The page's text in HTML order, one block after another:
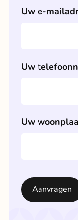
Uw e-
Uw
Uw